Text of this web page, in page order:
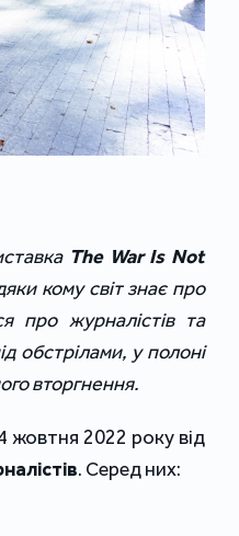
The War Is Not
кому світ знає про
про журналістів та
обстрілами, у полоні
вторгнення.
жовтня 2022 року від
. Серед них: